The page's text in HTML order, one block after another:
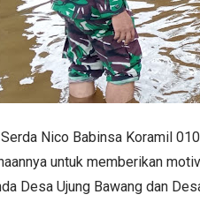
Serda Nico Babinsa Koramil
untuk memberikan
Desa Ujung Bawang dan